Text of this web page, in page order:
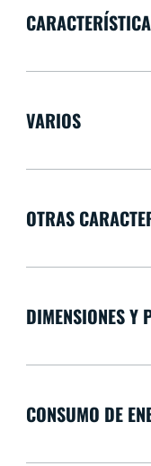
VARIOS
OTRAS
DIMENSIONES Y
CONSUMO DE